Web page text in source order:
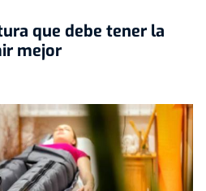
que debe tener la
mejor